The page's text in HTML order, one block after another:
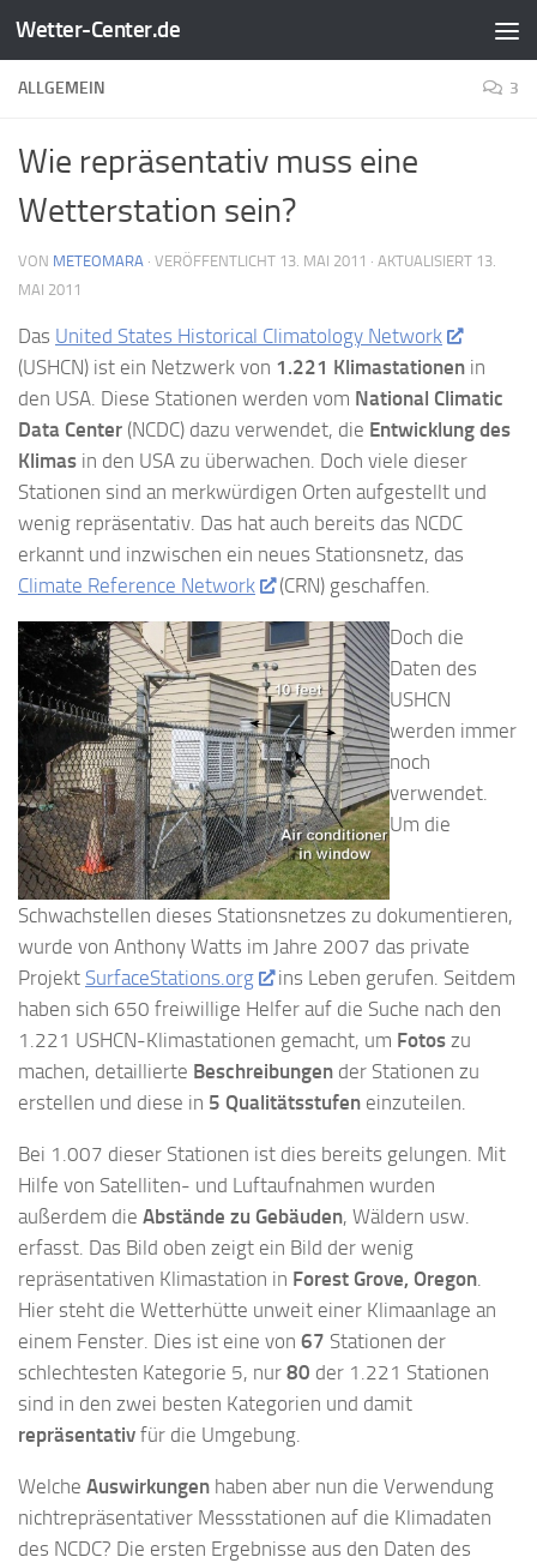
Zum Inhalt springen
Wetter-Center.de
ALLGEMEIN 3
Wie repräsentativ muss eine
Wetterstation sein?
VON METEOMARA · VERÖFFENTLICHT 13. MAI 2011 · AKTUALISIERT 13.
MAI 2011
Das United States Historical Climatology Network
(USHCN) ist ein Netzwerk von 1.221 Klimastationen in
den USA. Diese Stationen werden vom National Climatic
Data Center (NCDC) dazu verwendet, die Entwicklung des
Klimas in den USA zu überwachen. Doch viele dieser
Stationen sind an merkwürdigen Orten aufgestellt und
wenig repräsentativ. Das hat auch bereits das NCDC
erkannt und inzwischen ein neues Stationsnetz, das
Climate Reference Network
(CRN) geschaffen.
Doch die
Daten des
USHCN
werden immer
noch
verwendet.
Um die
Schwachstellen dieses Stationsnetzes zu dokumentieren,
wurde von Anthony Watts im Jahre 2007 das private
Projekt SurfaceStations.org
ins Leben gerufen. Seitdem
haben sich 650 freiwillige Helfer auf die Suche nach den
1.221 USHCN-Klimastationen gemacht, um Fotos zu
machen, detaillierte Beschreibungen der Stationen zu
erstellen und diese in 5 Qualitätsstufen einzuteilen.
Bei 1.007 dieser Stationen ist dies bereits gelungen. Mit
Hilfe von Satelliten- und Luftaufnahmen wurden
außerdem die Abstände zu Gebäuden, Wäldern usw.
erfasst. Das Bild oben zeigt ein Bild der wenig
repräsentativen Klimastation in Forest Grove, Oregon
Hier steht die Wetterhütte unweit einer Klimaanlage an
einem Fenster. Dies ist eine von 67 Stationen der
schlechtesten Kategorie 5, nur 80 der 1.221 Stationen
sind in den zwei besten Kategorien und damit
repräsentativ für die Umgebung.
Welche Auswirkungen haben aber nun die Verwendung
nichtrepräsentativer Messstationen auf die Klimadaten
des NCDC? Die ersten Ergebnisse aus den Daten des